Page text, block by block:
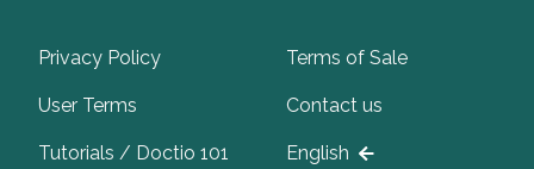
Privacy Policy
User Terms
Tutorials / Doctio 101
Terms of Sale
Contact us
English